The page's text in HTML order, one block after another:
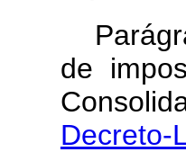
de
Decreto-